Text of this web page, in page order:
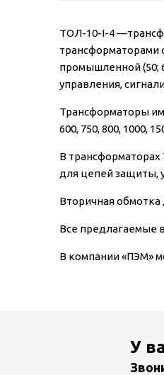
ТОЛ-10-I-4
трансформаторами
промышленной (50;
управления,
Трансформаторы
600, 750, 800, 1000,
В
для цепей защиты,
Вторичная
Все предлагаемые
В компании «ПЭМ»
У